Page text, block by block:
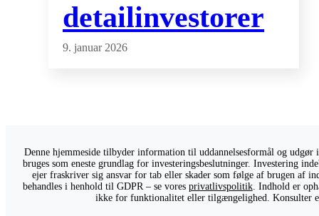
detailinvestorer
9. januar 2026
Denne hjemmeside tilbyder information til uddannelsesformål og
bruges som eneste grundlag for investeringsbeslutninger. Investering
ejer fraskriver sig ansvar for tab eller skader som følge af brugen af
behandles i henhold til GDPR – se vores privatlivspolitik. Indhold er
ikke for funktionalitet eller tilgængelighed. Konsulter